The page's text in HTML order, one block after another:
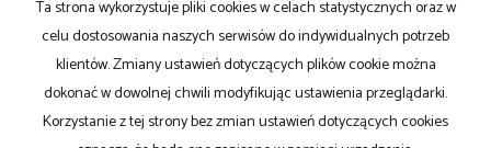
Działkina sprzedaż
Lokalena sprzedaż
Halena sprzedaż
Obiekty na sprzedaż
Strona główna notatnik Kup Sprzedaj Kontakt
Ta strona wykorzystuje pliki cookies w celach statystycznych oraz w
celu dostosowania naszych serwisów do indywidualnych potrzeb
klientów. Zmiany ustawień dotyczących plików cookie można
dokonać w dowolnej chwili modyfikując ustawienia przeglądarki.
Korzystanie z tej strony bez zmian ustawień dotyczących cookies